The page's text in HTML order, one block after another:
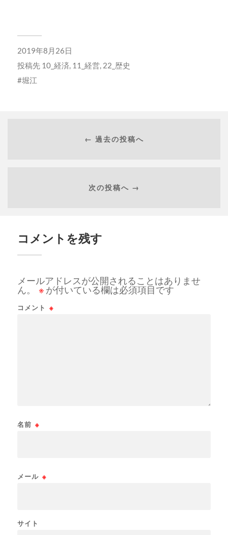
ま
す)
2019年8月26日
投稿先 10_経済, 11_経営, 22_歴史
堀江
← 過去の投稿へ
次の投稿へ →
コメントを残す
メールアドレスが公開されることはありませ
ん。
※ が付いている欄は必須項目です
コメント ※
名前 ※
メール ※
サイト